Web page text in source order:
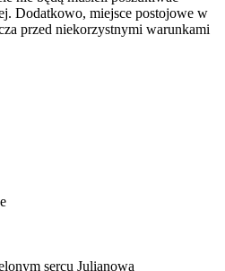
Dodatkowo, miejsce postojowe w
przed niekorzystnymi warunkami
sercu Julianowa